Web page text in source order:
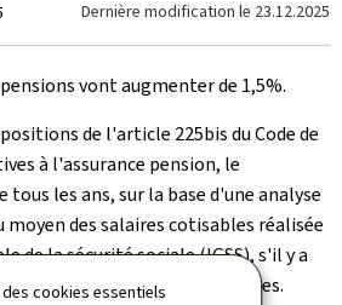
cookies essentiels
Dernière modification le 23.12.2025
vont augmenter de 1,5%.
de l'article 225bis du Code de
à l'assurance pension, le
les ans, sur la base d'une analyse
des salaires cotisables réalisée
de la sécurité sociale (IGSS), s'il y a
des pensions courantes.